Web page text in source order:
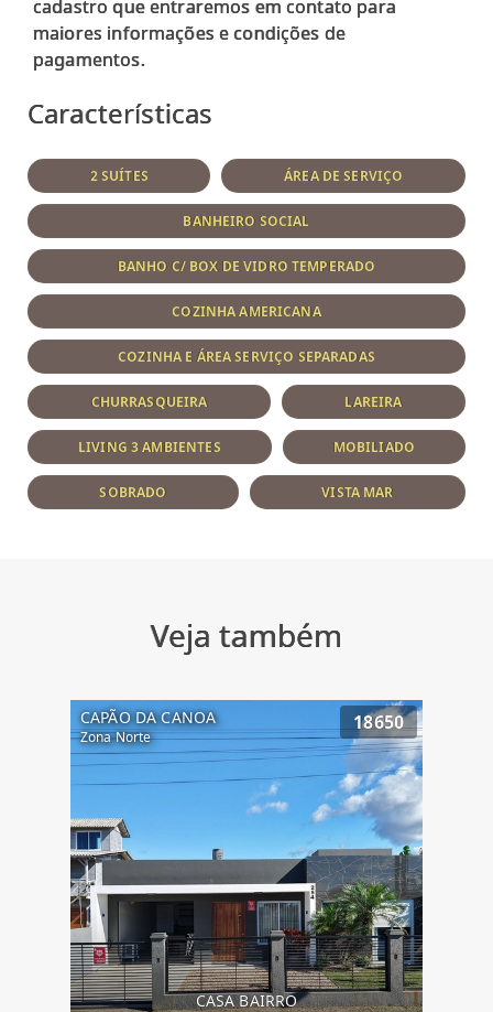
cadastro que entraremos em contato para
maiores informações e condições de
pagamentos.
Características
2 SUÍTES ÁREA DE SERVIÇO
BANHEIRO SOCIAL
BANHO C/ BOX DE VIDRO TEMPERADO
COZINHA AMERICANA
COZINHA E ÁREA SERVIÇO SEPARADAS
CHURRASQUEIRA LAREIRA
LIVING 3 AMBIENTES MOBILIADO
SOBRADO VISTA MAR
Veja também
CAPÃO DA CANOA
Zona Norte
18650
CASA BAIRRO